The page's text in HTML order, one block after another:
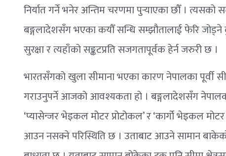
निर्यात गर्ने भनेर अन्तिम चरणमा पुर्‍याएका छौँ ।
बङ्गलादेशसँग भएका कयौँ सन्धि सम्झौतालाई फेरि जोड्ने
सुरक्षा र त्यहाँको सङ्कटप्रति सजगतापूर्वक हेर्न जरुरी छ ।
भारतसँगको खुला सीमाना भएका कारण नेपालका पूर्वी
गराउनुपर्ने आजको आवश्यकता हो । बङ्गलादेशसँग
‘प्यासेन्जर भेइकल मोटर प्रोटोकल’ र ‘कार्गो भेइकल
आउन नसक्ने परिस्थिति छ । उताबाट आउने सामान